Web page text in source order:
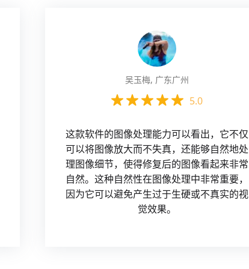
吴玉梅, 广东广州
5.0
这款软件的图像处理能力可以看出，它不仅
可以将图像放大而不失真，还能够自然地处
理图像细节，使得修复后的图像看起来非常
自然。这种自然性在图像处理中非常重要，
因为它可以避免产生过于生硬或不真实的视
觉效果。